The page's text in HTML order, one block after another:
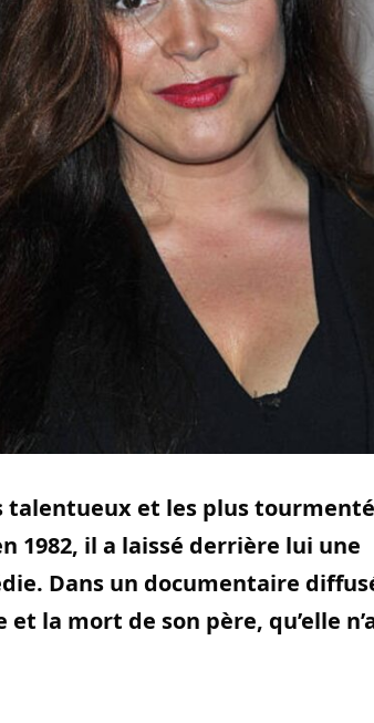
talentueux et les plus
1982, il a laissé derrière lui une
Dans un documentaire
la mort de son père, qu’elle